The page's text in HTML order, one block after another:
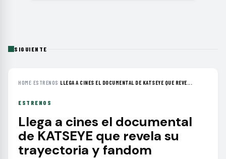
SIGUIENTE
HOME›ESTRENOS ›LLEGA A CINES EL DOCUMENTAL DE KATSEYE QUE REVE...
ESTRENOS
Llega a cines el documental
de KATSEYE que revela su
trayectoria y fandom